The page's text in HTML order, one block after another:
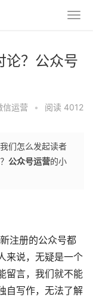
论？公众号
信运营 • 阅读 4012
们怎么发起读者
公众号运营的小
注册的公众号都
来说，无疑是一个
留言，我们就不能
自写作，无法了解